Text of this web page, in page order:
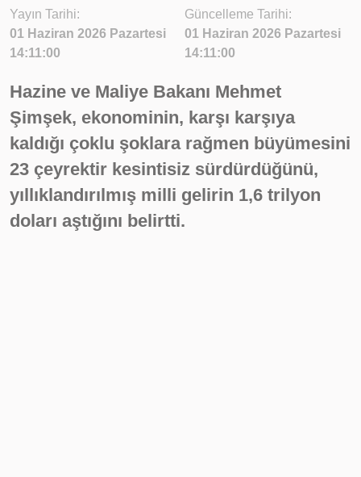
Yayın Tarihi:
01 Haziran 2026 Pazartesi
14:11:00
Güncelleme Tarihi:
01 Haziran 2026 Pazartesi
14:11:00
Hazine ve Maliye Bakanı Mehmet
Şimşek, ekonominin, karşı karşıya
kaldığı çoklu şoklara rağmen büyümesini
23 çeyrektir kesintisiz sürdürdüğünü,
yıllıklandırılmış milli gelirin 1,6 trilyon
doları aştığını belirtti.